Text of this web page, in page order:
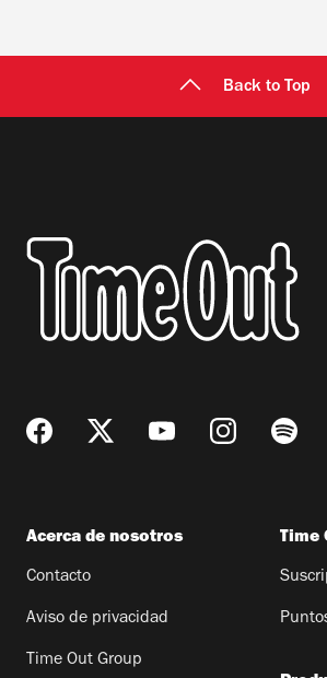
Back to Top
Acerca de nosotros
Contacto
Aviso de privacidad
Time Out Group
Time